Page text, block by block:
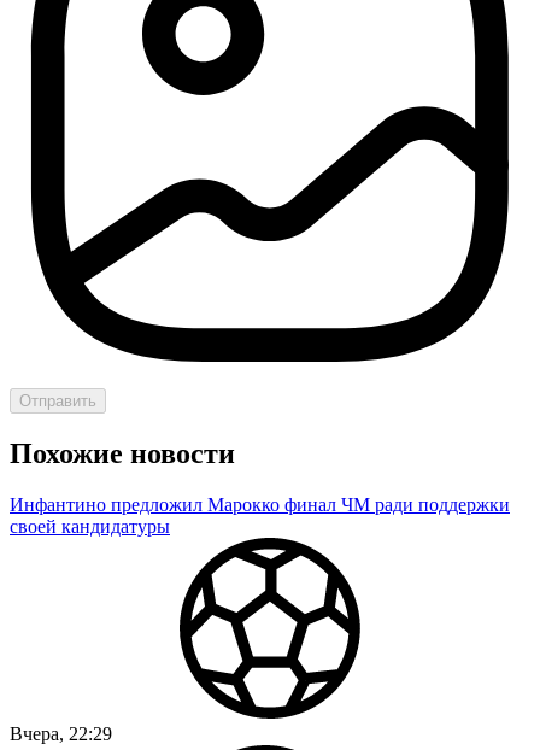
Отправить
Похожие новости
Инфантино предложил Марокко финал ЧМ ради поддержки
своей кандидатуры
Вчера, 22:29